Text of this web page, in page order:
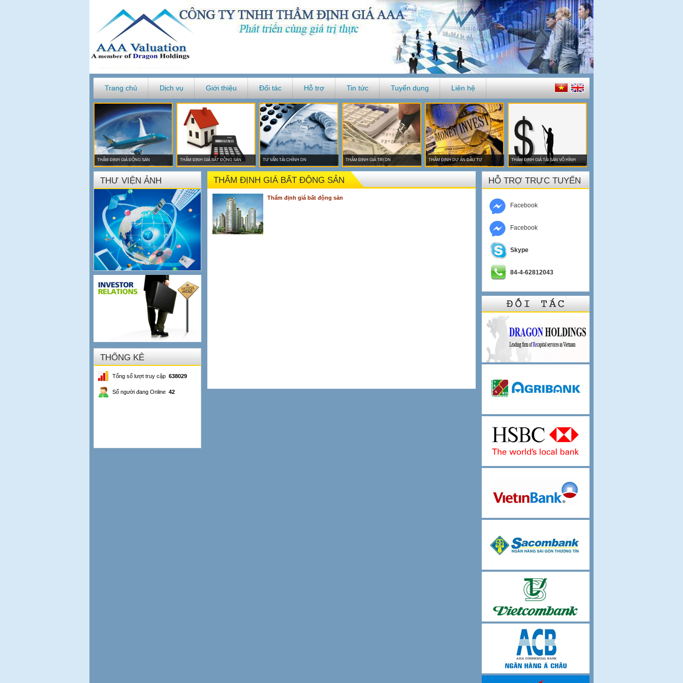
Trang chủ Dịch vụ Giới thiệu Đối tác Hỗ trợ Tin tức Tuyển dụng Liên hệ
THẨM ĐỊNH GIÁ ĐỘNG SẢN THẨM ĐỊNH GIÁ BẤT ĐỘNG SẢN TƯ VẤN TÀI CHÍNH DN THẨM ĐỊNH GIÁ TRỊ DN THẨM ĐỊNH DỰ ÁN ĐẦU TƯ THẨM ĐỊNH GIÁ TÀI SẢN VÔ HÌNH
THƯ VIỆN ẢNH
THỐNG KÊ
Tổng số lượt truy cập 638029
Số người đang Online 42
THẨM ĐỊNH GIÁ BẤT ĐỘNG SẢN
Thẩm định giá bất động sản
HỖ TRỢ TRỰC TUYẾN
Facebook
Facebook
Skype
84-4-62812043